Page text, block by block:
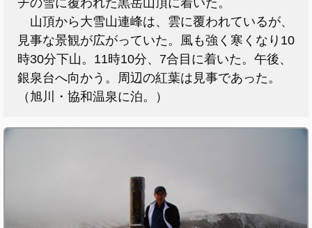
山頂から大雪山連峰は、雲に覆われているが、
見事な景観が広がっていた。風も強く寒くなり10
時30分下山。11時10分、7合目に着いた。午後、
銀泉台へ向かう。周辺の紅葉は見事であった。
（旭川・協和温泉に泊。）